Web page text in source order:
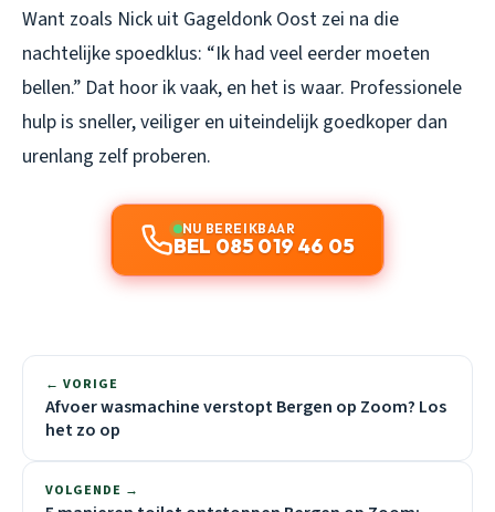
Want zoals Nick uit Gageldonk Oost zei na die
nachtelijke spoedklus: “Ik had veel eerder moeten
bellen.” Dat hoor ik vaak, en het is waar. Professionele
hulp is sneller, veiliger en uiteindelijk goedkoper dan
urenlang zelf proberen.
NU BEREIKBAAR
BEL 085 019 46 05
← VORIGE
Afvoer wasmachine verstopt Bergen op Zoom? Los
het zo op
VOLGENDE →